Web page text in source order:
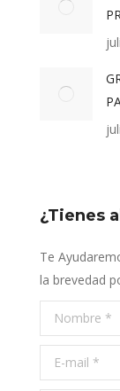
¿Tienes
Te
la brevedad
Nombre *
E-mail *